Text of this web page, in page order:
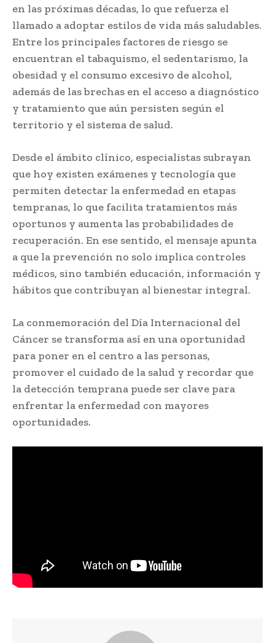
en las próximas décadas, lo que refuerza el
llamado a adoptar estilos de vida más saludables.
Entre los principales factores de riesgo se
encuentran el tabaquismo, el sedentarismo, la
obesidad y el consumo excesivo de alcohol,
además de las brechas en el acceso a diagnóstico
y tratamiento que aún persisten según el
territorio y el sistema de salud.
Desde el ámbito clínico, especialistas subrayan
que hoy existen exámenes y tecnología que
permiten detectar la enfermedad en etapas
tempranas, lo que facilita tratamientos más
oportunos y aumenta las probabilidades de
recuperación. En ese sentido, el mensaje apunta
a que la prevención no solo implica controles
médicos, sino también educación, información y
hábitos que contribuyan al bienestar integral.
La conmemoración del Día Internacional del
Cáncer se transforma así en una oportunidad
para poner en el centro a las personas,
promover el cuidado de la salud y recordar que
la detección temprana puede ser clave para
enfrentar la enfermedad con mayores
oportunidades.